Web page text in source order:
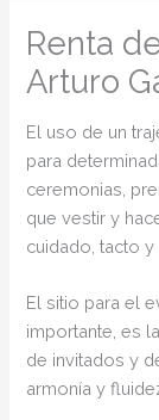
Renta
Arturo
El uso de un
para
ceremonias,
que vestir y
cuidado, tacto
El sitio para el
importante, es
de invitados y
armonía y